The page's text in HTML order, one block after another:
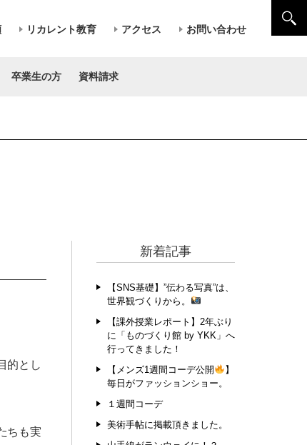
リカレント教育 アクセス お問い合わせ
卒業生の方 資料請求
的とし
ちも実
新着記事
【SNS基礎】”伝わる写真”は、
世界観づくりから。
【課外授業レポート】2年ぶり
に「ものづくり館 by YKK」へ
行ってきました！
【メンズ1週間コーデ公開
】
毎日がファッションショー。
１週間コーデ
美術手帖に掲載頂きました。